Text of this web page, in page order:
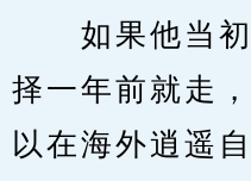
如果他当初
择一年前就走
以在海外逍遥